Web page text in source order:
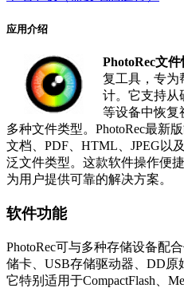
应用介绍
PhotoRec文
复工具，专为
计。它支持从
等设备中恢复
多种文件类型。PhotoRec最新
文档、PDF、HTML、JPEG以
泛文件类型。这款软件操作便
为用户提供可靠的解决方案。
软件功能
PhotoRec可与多种存储设备配
储卡、USB存储驱动器、DD原
它特别适用于CompactFlash、